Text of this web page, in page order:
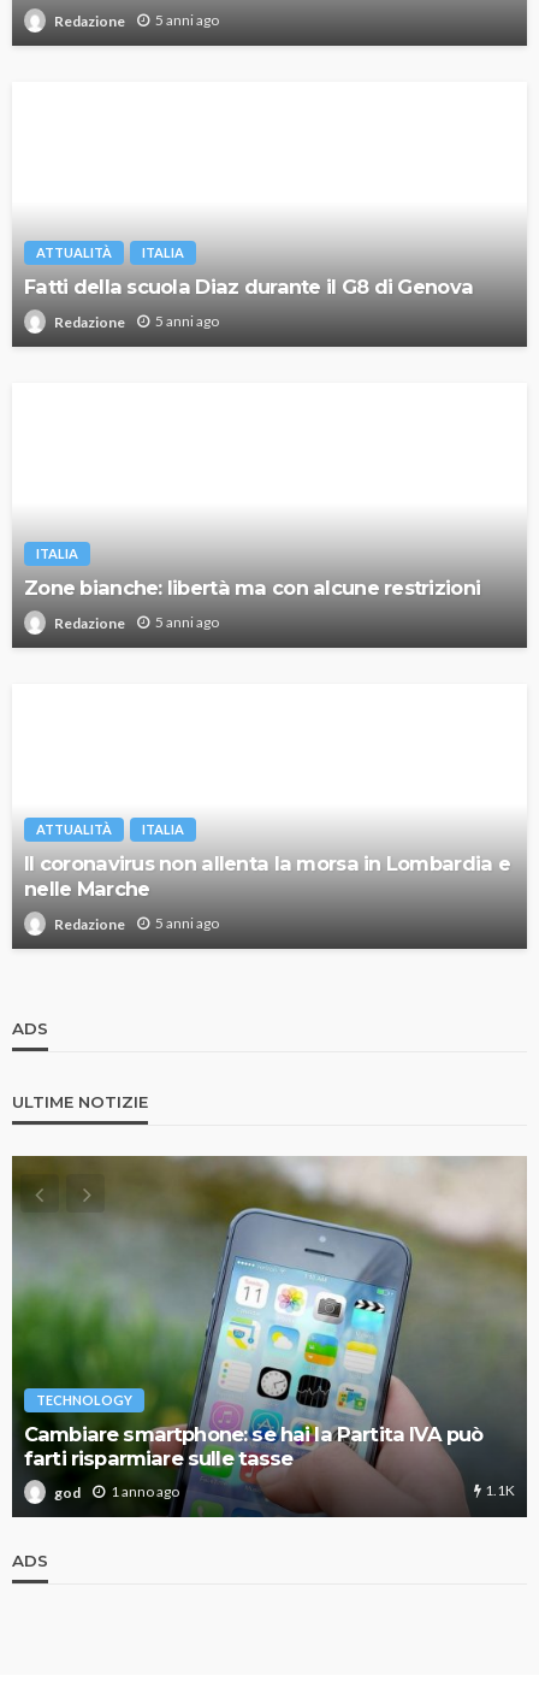
Redazione 5 anni ago
ATTUALITÀ ITALIA
Fatti della scuola Diaz durante il G8 di Genova
Redazione 5 anni ago
ITALIA
Zone bianche: libertà ma con alcune restrizioni
Redazione 5 anni ago
ATTUALITÀ ITALIA
Il coronavirus non allenta la morsa in Lombardia e
nelle Marche
Redazione 5 anni ago
ADS
ULTIME NOTIZIE
TECHNOLOGY
Cambiare smartphone: se hai la Partita IVA può
farti risparmiare sulle tasse
god 1 anno ago 1.1K
ADS